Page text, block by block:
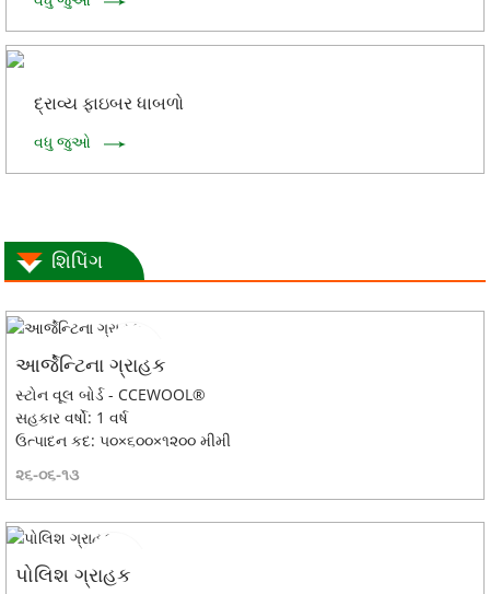
દ્રાવ્ય ફાઇબર ધાબળો
વધુ જુઓ
શિપિંગ
આર્જેન્ટિના ગ્રાહક
સ્ટોન વૂલ બોર્ડ - CCEWOOL®
સહકાર વર્ષો: 1 વર્ષ
ઉત્પાદન કદ: ૫૦×૬૦૦×૧૨૦૦ મીમી
૨૬-૦૬-૧૩
પોલિશ ગ્રાહક